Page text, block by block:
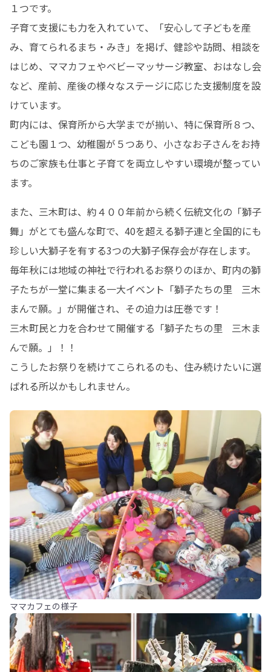
１つです。
子育て支援にも力を入れていて、「安心して子どもを産
み、育てられるまち・みき」を掲げ、健診や訪問、相談を
はじめ、ママカフェやベビーマッサージ教室、おはなし会
など、産前、産後の様々なステージに応じた支援制度を設
けています。
町内には、保育所から大学までが揃い、特に保育所８つ、
こども園１つ、幼稚園が５つあり、小さなお子さんをお持
ちのご家族も仕事と子育てを両立しやすい環境が整ってい
ます。
また、三木町は、約４００年前から続く伝統文化の「獅子
舞」がとても盛んな町で、40を超える獅子連と全国的にも
珍しい大獅子を有する3つの大獅子保存会が存在します。
毎年秋には地域の神社で行われるお祭りのほか、町内の獅
子たちが一堂に集まる一大イベント「獅子たちの里   三木
まんで願。」が開催され、その迫力は圧巻です！
三木町民と力を合わせて開催する「獅子たちの里   三木ま
んで願。」！！
こうしたお祭りを続けてこられるのも、住み続けたいに選
ばれる所以かもしれません。
ママカフェの様子